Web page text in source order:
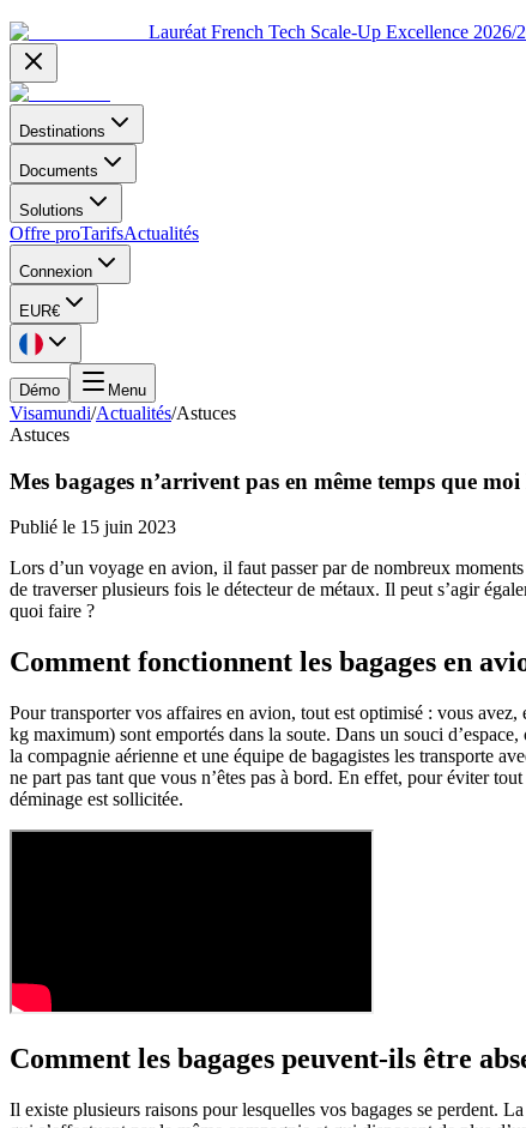
Lauréat French Tech Scale-Up Excellence 2026/
Destinations
Documents
Solutions
Offre proTarifsActualités
Connexion
EUR€
Démo Menu
Visamundi/Actualités/Astuces
Astuces
Mes bagages n’arrivent pas en même temps que
Publié le 15 juin 2023
Lors d’un voyage en avion, il faut passer par de nombreux
de traverser plusieurs fois le détecteur de métaux. Il peut s’agir
quoi faire ?
Comment fonctionnent les bagages en
Pour transporter vos affaires en avion, tout est optimisé : vous
kg maximum) sont emportés dans la soute. Dans un souci
la compagnie aérienne et une équipe de bagagistes les transporte
ne part pas tant que vous n’êtes pas à bord. En effet, pour éviter
déminage est sollicitée.
Comment les bagages peuvent-ils être
Il existe plusieurs raisons pour lesquelles vos bagages se perdent. La